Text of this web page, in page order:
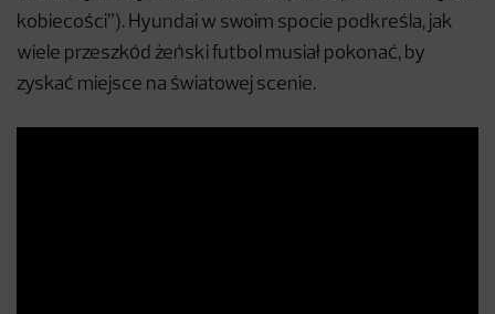
kobiecości”). Hyundai w swoim spocie podkreśla, jak
wiele przeszkód żeński futbol musiał pokonać, by
zyskać miejsce na światowej scenie.